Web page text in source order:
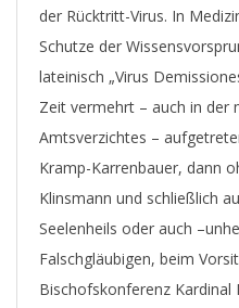
der Rücktritt-Virus. In
Schutze der
lateinisch „Virus
Zeit vermehrt – auch in der
Amtsverzichtes –
Kramp-Karrenbauer, dann
Klinsmann und schließlich
Seelenheils oder auch
Falschgläubigen, beim
Bischofskonferenz